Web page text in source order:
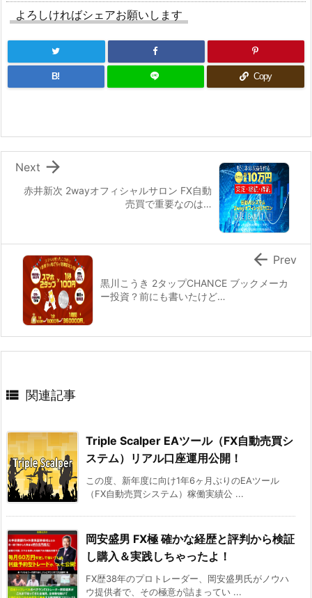
よろしければシェアお願いします
B! Copy
赤井新次 2wayオフィシャルサロン FX自動
売買で重要なのは…

Next
黒川こうき 2タップCHANCE ブックメーカ
ー投資？前にも書いたけど…
 Prev
 関連記事
Triple Scalper EAツール（FX自動売買シ
ステム）リアル口座運用公開！
この度、新年度に向け1年6ヶ月ぶりのEAツール
（FX自動売買システム）稼働実績公 ...
岡安盛男 FX極 確かな経歴と評判から検証
し購入＆実践しちゃったよ！
FX歴38年のプロトレーダー、岡安盛男氏がノウハ
ウ提供者で、その極意が詰まってい ...